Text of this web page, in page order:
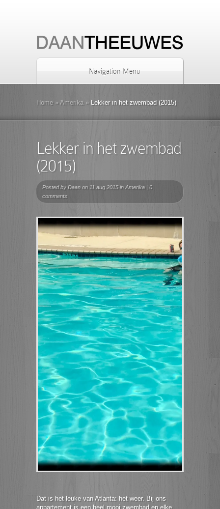
Navigation Menu
Home » Amerika »Lekker in het zwembad (2015)
Lekker in het zwembad
(2015)
Posted by Daan on 11 aug 2015 in Amerika| 0
comments
Dat is het leuke van Atlanta: het weer. Bij ons
appartement is een heel mooi zwembad en elke